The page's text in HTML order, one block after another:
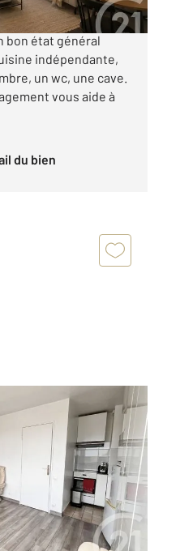
2 pièces bien
bon état général
indépendante,
un wc, une cave.
vous aide à
du bien
cœur de